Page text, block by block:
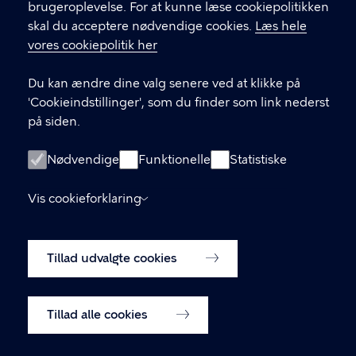
brugeroplevelse. For at kunne læse cookiepolitikken
skal du acceptere nødvendige cookies. Læs hele
vores cookiepolitik her
Du kan ændre dine valg senere ved at klikke på
'Cookieindstillinger', som du finder som link nederst
på siden.
Nødvendige Funktionelle Statistiske
Vis cookieforklaring
Tillad udvalgte cookies
Tillad alle cookies
Databeskyttelse
Job
Tilgængelighedserklæring
Om hjemmesiden
Cookiepolitik
Cookieindstillinger